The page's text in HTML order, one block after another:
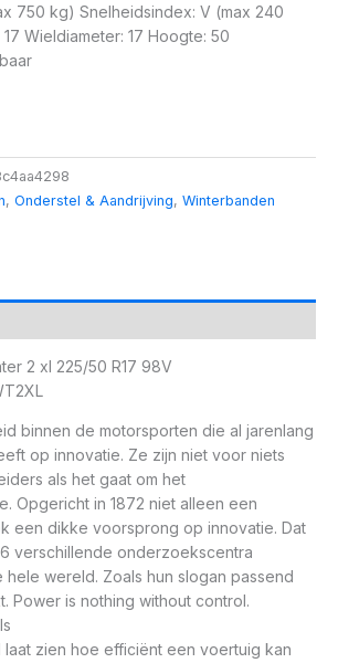
750 kg) Snelheidsindex: V (max 240
Wieldiameter: 17 Hoogte: 50
, Onderstel & Aandrijving, Winterbanden
2 xl 225/50 R17 98V
binnen de motorsporten die al jarenlang
op innovatie. Ze zijn niet voor niets
als het gaat om het
Opgericht in 1872 niet alleen een
een dikke voorsprong op innovatie. Dat
verschillende onderzoekscentra
wereld. Zoals hun slogan passend
Power is nothing without control.
laat zien hoe efficiënt een voertuig kan